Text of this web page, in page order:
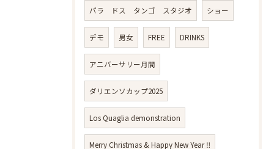
パラ ドス タンゴ スタジオ ショー
デモ 男女 FREE DRINKS
アニバーサリー月間
ダリエンソカップ2025
Los Quaglia demonstration
Merry Christmas & Happy New Year ‼️